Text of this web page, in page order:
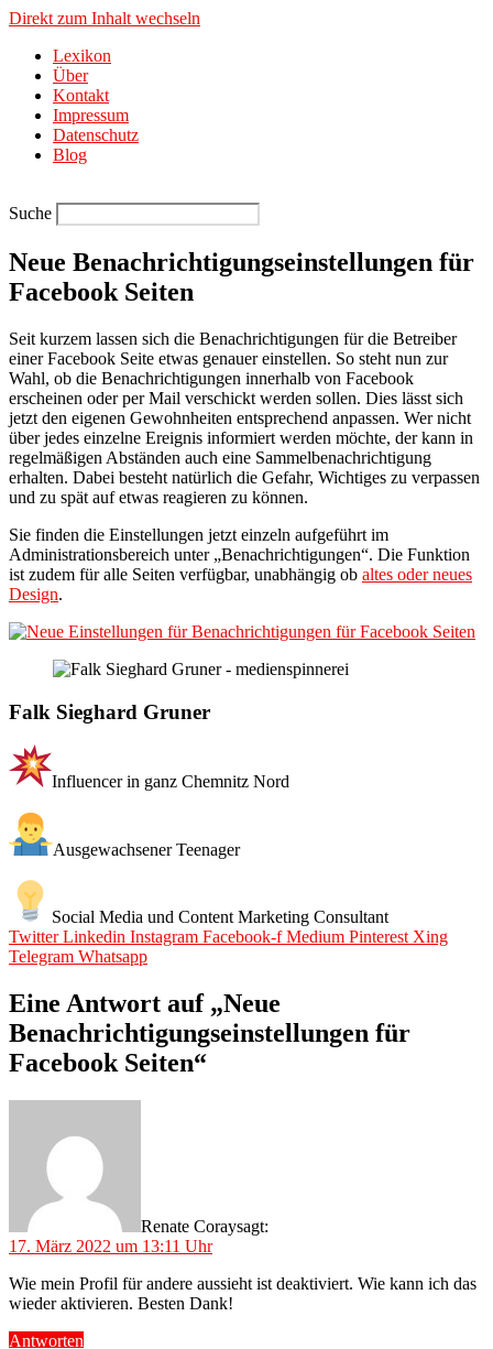
Direkt zum Inhalt wechseln
Lexikon
Über
Kontakt
Impressum
Datenschutz
Blog
Suche
Neue Benachrichtigungseinstellungen für
Facebook Seiten
Seit kurzem lassen sich die Benachrichtigungen für die Betreiber
einer Facebook Seite etwas genauer einstellen. So steht nun zur
Wahl, ob die Benachrichtigungen innerhalb von Facebook
erscheinen oder per Mail verschickt werden sollen. Dies lässt sich
jetzt den eigenen Gewohnheiten entsprechend anpassen. Wer nicht
über jedes einzelne Ereignis informiert werden möchte, der kann in
regelmäßigen Abständen auch eine Sammelbenachrichtigung
erhalten. Dabei besteht natürlich die Gefahr, Wichtiges zu verpassen
und zu spät auf etwas reagieren zu können.
Sie finden die Einstellungen jetzt einzeln aufgeführt im
Administrationsbereich unter „Benachrichtigungen“. Die Funktion
ist zudem für alle Seiten verfügbar, unabhängig ob altes oder neues
Design.
Falk Sieghard Gruner
Influencer in ganz Chemnitz Nord
Ausgewachsener Teenager
Social Media und Content Marketing Consultant
Twitter Linkedin Instagram Facebook-f Medium Pinterest Xing
Telegram Whatsapp
Eine Antwort auf „Neue
Benachrichtigungseinstellungen für
Facebook Seiten“
Renate Coraysagt:
17. März 2022 um 13:11 Uhr
Wie mein Profil für andere aussieht ist deaktiviert. Wie kann ich das
wieder aktivieren. Besten Dank!
Antworten